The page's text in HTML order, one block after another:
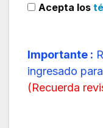
Acepta los
Importante :
ingresado
(Recuerda